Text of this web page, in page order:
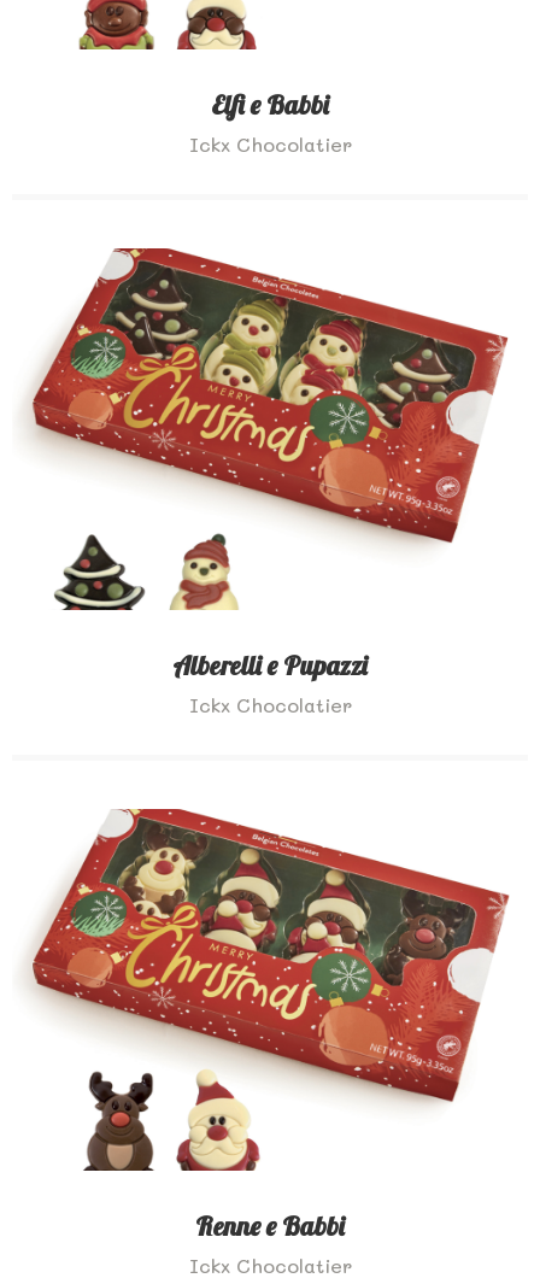
Elfi e Babbi
Ickx Chocolatier
Alberelli e Pupazzi
Ickx Chocolatier
Renne e Babbi
Ickx Chocolatier